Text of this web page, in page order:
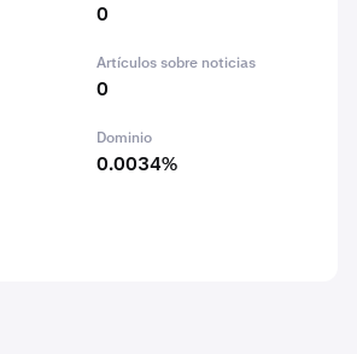
0
Artículos sobre noticias
0
Dominio
0.0034%